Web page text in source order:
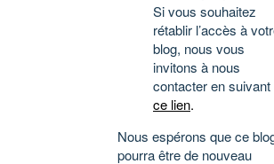
Si vous souhaitez
rétablir l’accès à
blog, nous vous
invitons à nous
contacter en suivant
ce lien.
Nous espérons que ce
pourra être de nouveau